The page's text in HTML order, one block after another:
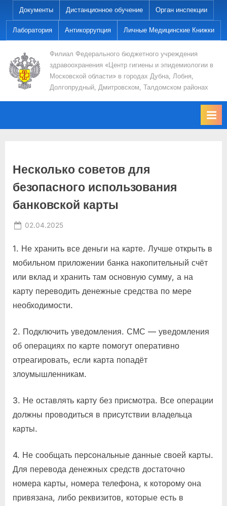
to
content
Документы Дистанционное обучение Орган инспекции
Лаборатория Антикоррупция Личные Медицинские Книжки
Филиал Федерального бюджетного учреждения
здравоохранения «Центр гигиены и эпидемиологии в
Московской области» в городах Дубна, Лобня,
Долгопрудный, Дмитровском, Талдомском районах
Несколько советов для
безопасного использования
банковской карты
Posted
02.04.2025
1. Не хранить все деньги на карте. Лучше открыть в
мобильном приложении банка накопительный счёт
или вклад и хранить там основную сумму, а на
карту переводить денежные средства по мере
необходимости.
2. Подключить уведомления. СМС — уведомления
об операциях по карте помогут оперативно
отреагировать, если карта попадёт
злоумышленникам.
3. Не оставлять карту без присмотра. Все операции
должны проводиться в присутствии владельца
карты.
4. Не сообщать персональные данные своей карты.
Для перевода денежных средств достаточно
номера карты, номера телефона, к которому она
привязана, либо реквизитов, которые есть в